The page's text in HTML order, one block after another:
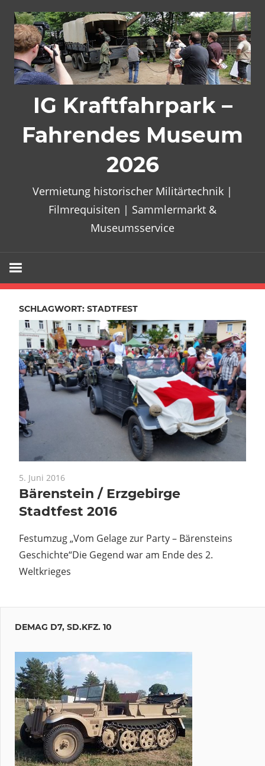
Inhalt
springen
IG Kraftfahrpark –
Fahrendes Museum
2026
Vermietung historischer Militärtechnik |
Filmrequisiten | Sammlermarkt &
Museumsservice
SCHLAGWORT: STADTFEST
5. Juni 2016
Bärenstein / Erzgebirge
Stadtfest 2016
Festumzug „Vom Gelage zur Party – Bärensteins
Geschichte“Die Gegend war am Ende des 2.
Weltkrieges
DEMAG D7, SD.KFZ. 10